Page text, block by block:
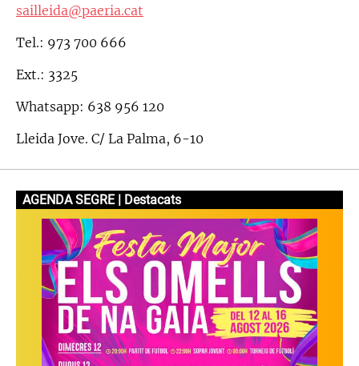
sailleida@paeria.cat
Tel.: 973 700 666
Ext.: 3325
Whatsapp: 638 956 120
Lleida Jove. C/ La Palma, 6-10
AGENDA SEGRE | Destacats